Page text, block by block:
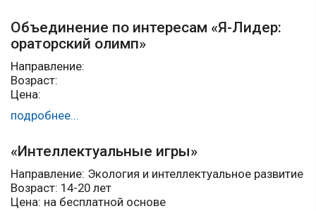
Объединение по интересам «Я-Лидер:
ораторский олимп»
Направление:
Возраст:
Цена:
подробнее...
«Интеллектуальные игры»
Направление: Экология и интеллектуальное развитие
Возраст: 14-20 лет
Цена: на бесплатной основе